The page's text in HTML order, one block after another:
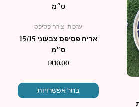
ערכות יצירה פסיפס
אריח פסיפס צבעוני 15/15
ס״מ
₪10.00
בחר אפשרויות
בעמוד